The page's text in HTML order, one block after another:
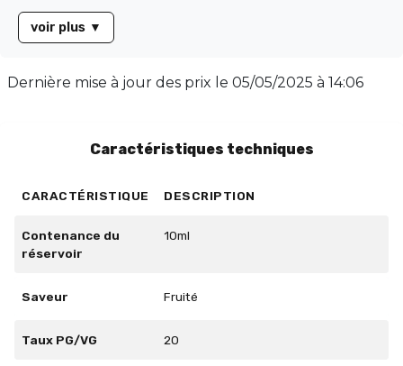
intense et agréable. Grâce à ses sels de nicotine, ce
liquide assure une absorption rapide et un hit doux,
10mg et 20mg. Adapté à tous les types de vapoteurs, il
l'emporter partout pour une vape savoureuse à tout
voir plus ▼
Dernière mise à jour des prix le 05/05/2025 à 14:06
Caractéristiques techniques
CARACTÉRISTIQUE DESCRIPTION
Contenance du
réservoir
10ml
Saveur Fruité
Taux PG/VG 20